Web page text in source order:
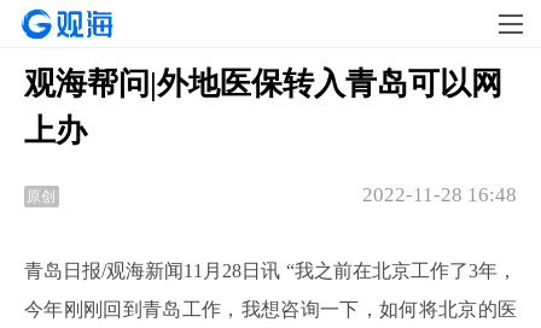
观海帮问|外地医保转入青岛可以网
上办
原创 2022-11-28 16:48
青岛日报/观海新闻11月28日讯 “我之前在北京工作了3年，
今年刚刚回到青岛工作，我想咨询一下，如何将北京的医